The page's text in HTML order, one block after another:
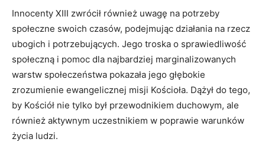
Innocenty XIII zwrócił również uwagę na potrzeby
społeczne swoich czasów, podejmując działania na rzecz
ubogich i potrzebujących. Jego troska o sprawiedliwość
społeczną i pomoc dla najbardziej marginalizowanych
warstw społeczeństwa pokazała jego głębokie
zrozumienie ewangelicznej misji Kościoła. Dążył do tego,
by Kościół nie tylko był przewodnikiem duchowym, ale
również aktywnym uczestnikiem w poprawie warunków
życia ludzi.